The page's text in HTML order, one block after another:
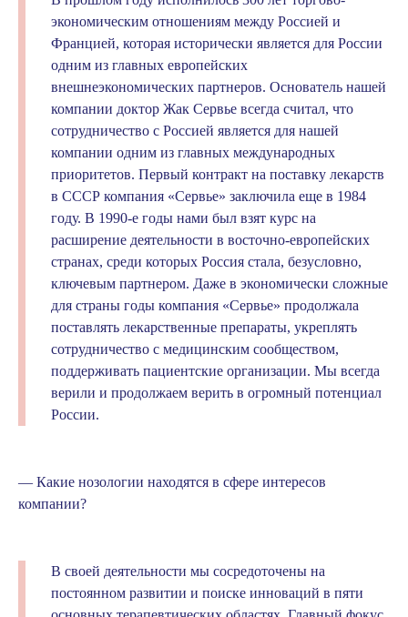
экономическим отношениям между Россией и
Францией, которая исторически является для России
одним из главных европейских
внешнеэкономических партнеров. Основатель нашей
компании доктор Жак Сервье всегда считал, что
сотрудничество с Россией является для нашей
компании одним из главных международных
приоритетов. Первый контракт на поставку лекарств
в СССР компания «Сервье» заключила еще в 1984
году. В 1990-е годы нами был взят курс на
расширение деятельности в восточно-европейских
странах, среди которых Россия стала, безусловно,
ключевым партнером. Даже в экономически сложные
для страны годы компания «Сервье» продолжала
поставлять лекарственные препараты, укреплять
сотрудничество с медицинским сообществом,
поддерживать пациентские организации. Мы всегда
верили и продолжаем верить в огромный потенциал
России.
— Какие нозологии находятся в сфере интересов
компании?
В своей деятельности мы сосредоточены на
постоянном развитии и поиске инноваций в пяти